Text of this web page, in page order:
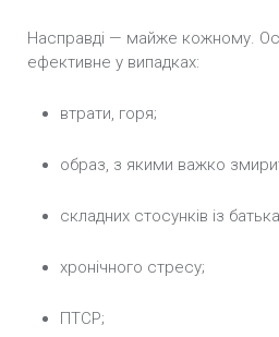
Насправді — майже кожному.
ефективне у випадках:
втрати, горя;
образ, з якими важко
складних стосунків із
хронічного стресу;
ПТСР;